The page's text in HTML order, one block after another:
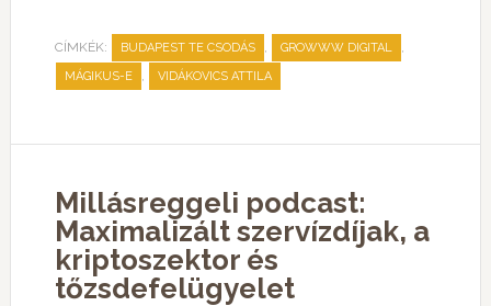
CÍMKÉK: BUDAPEST TE CSODÁS , GROWWW DIGITAL ,
MÁGIKUS-E , VIDÁKOVICS ATTILA
Millásreggeli podcast:
Maximalizált szervízdíjak, a
kriptoszektor és
tőzsdefelügyelet